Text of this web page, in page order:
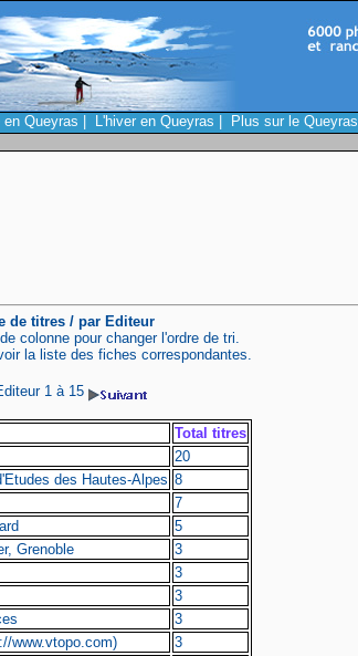
en Queyras L'hiver en Queyras Plus sur le Queyras
de titres / par Editeur
colonne pour changer l'ordre de tri.
la liste des fiches correspondantes.
1 à 15
Total titres
20
des Hautes-Alpes 8
7
5
Grenoble
3
3
3
3
www.vtopo.com)
3